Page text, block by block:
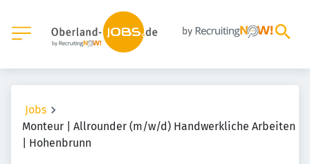
Jobs
Monteur | Allrounder (m/w/d) Handwerkliche Arbeiten
| Hohenbrunn